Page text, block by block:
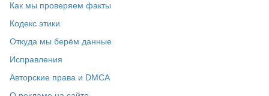
Как мы проверяем факты
Кодекс этики
Откуда мы берём данные
Исправления
Авторские права и DMCA